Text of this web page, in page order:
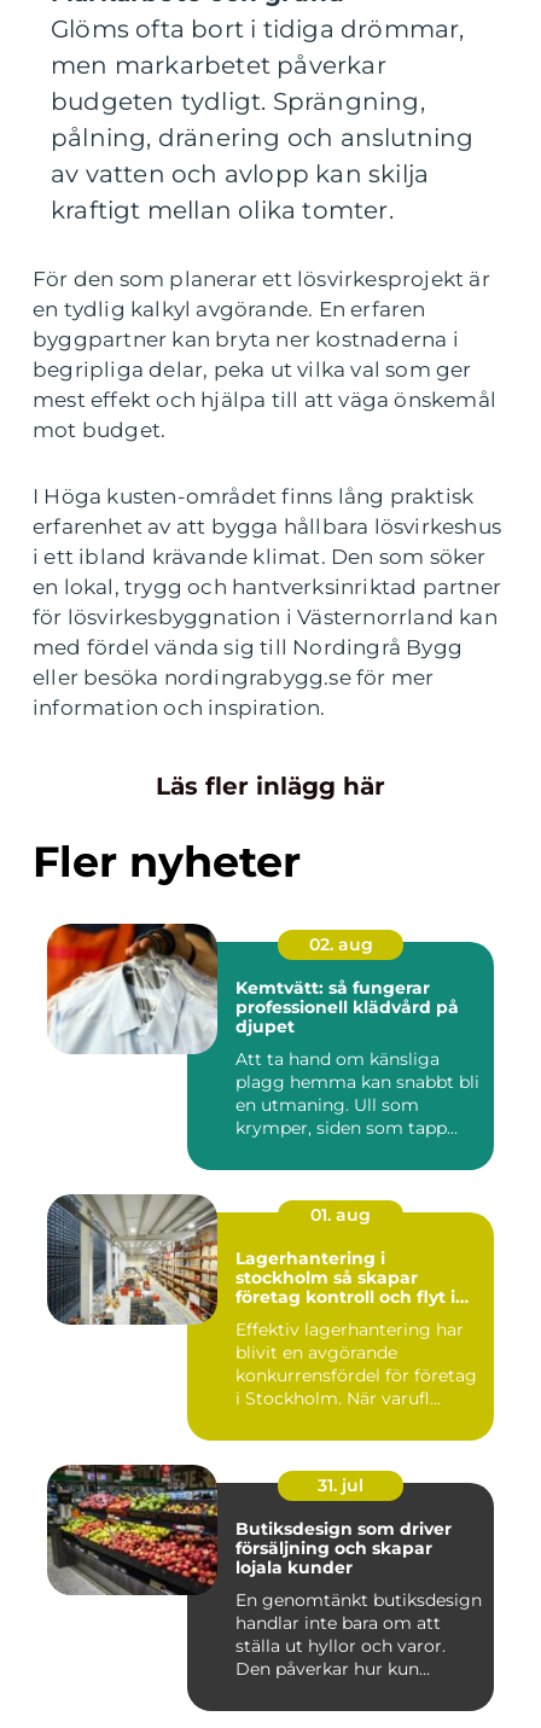
Glöms ofta bort i tidiga drömmar,
men markarbetet påverkar
budgeten tydligt. Sprängning,
pålning, dränering och anslutning
av vatten och avlopp kan skilja
kraftigt mellan olika tomter.
För den som planerar ett lösvirkesprojekt är
en tydlig kalkyl avgörande. En erfaren
byggpartner kan bryta ner kostnaderna i
begripliga delar, peka ut vilka val som ger
mest effekt och hjälpa till att väga önskemål
mot budget.
I Höga kusten-området finns lång praktisk
erfarenhet av att bygga hållbara lösvirkeshus
i ett ibland krävande klimat. Den som söker
en lokal, trygg och hantverksinriktad partner
för lösvirkesbyggnation i Västernorrland kan
med fördel vända sig till Nordingrå Bygg
eller besöka nordingrabygg.se för mer
information och inspiration.
Läs fler inlägg här
Fler nyheter
02. aug
Kemtvätt: så fungerar
professionell klädvård på
djupet
Att ta hand om känsliga
plagg hemma kan snabbt bli
en utmaning. Ull som
krymper, siden som tapp...
01. aug
Lagerhantering i
stockholm så skapar
företag kontroll och flyt i
Effektiv lagerhantering har
blivit en avgörande
konkurrensfördel för företag
i Stockholm. När varufl...
31. jul
Butiksdesign som driver
försäljning och skapar
lojala kunder
En genomtänkt butiksdesign
handlar inte bara om att
ställa ut hyllor och varor.
Den påverkar hur kun...